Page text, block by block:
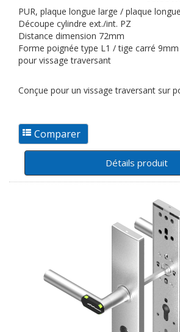
PUR, plaque longue large / plaque
Découpe cylindre ext./int. PZ
Distance dimension 72mm
Forme poignée type L1 / tige carré 9mm
pour vissage traversant
Conçue pour un vissage traversant sur
Détails produit